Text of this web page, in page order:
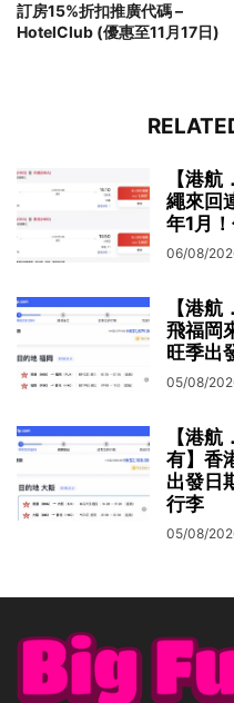
訂房15%折扣推廣代碼 –
HotelClub (優惠至11月17日)
【港
繩來回
年1月
06/08/
【港
飛福岡
旺季出
05/08/
【港
有】香
出發日
行李
05/08/